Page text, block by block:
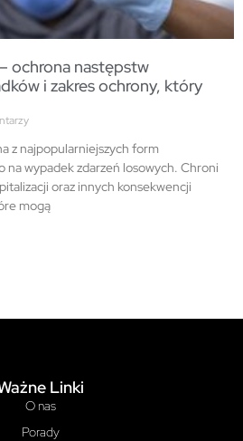
ochrona następstw
i zakres ochrony, który
z najpopularniejszych form
na wypadek zdarzeń losowych. Chroni
oraz innych konsekwencji
mogą
Linki
O nas
Porady